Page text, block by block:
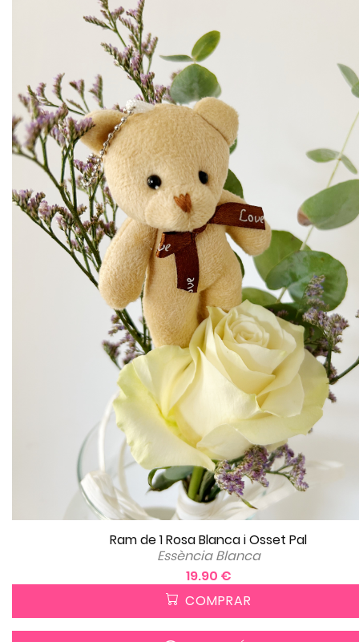
Ram de 1 Rosa Blanca i Osset Pal
Essència Blanca
19.90 €
COMPRAR